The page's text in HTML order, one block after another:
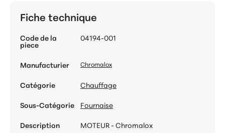
Fiche technique
Code de la
piece
04194-001
Manufacturier Chromalox
Catégorie
Chauffage
Sous-Catégorie
Fournaise
Description
MOTEUR - Chromalox